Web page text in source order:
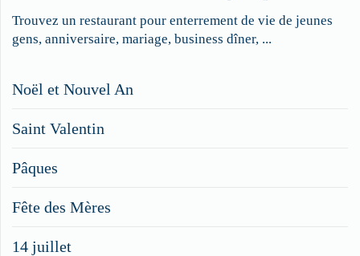
Trouvez un restaurant pour enterrement de vie de jeunes
gens, anniversaire, mariage, business dîner, ...
Noël et Nouvel An
Saint Valentin
Pâques
Fête des Mères
14 juillet